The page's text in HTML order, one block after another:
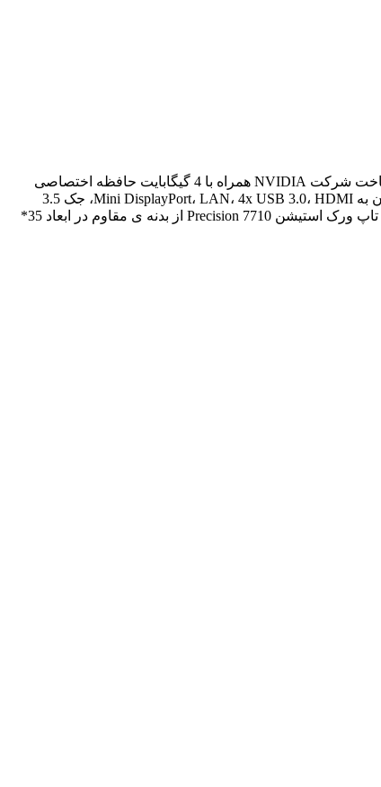
حافظه داخلی لپ تاپ مدل Precision 7710 برابر با یک ترابایت از نوع هارد دیسک HDD است و با پشتیبانی از کارت گرافیک Quadro M3000M ساخت شرکت NVIDIA همراه با 4 گیگابایت حافظه اختصاصی
برای کارهای گرافیکی، مهندسی، طراحی و غیره مناسب می باشد. این مدل از لپ تاپ فاقد درایو نوری بوده و از درگاه های اتصال آن را می توان به Mini DisplayPort، LAN، 4x USB 3.0، HDMI، جک 3.5
میلیمتری کومبو صدا و یک شیار کارت حافظه نیز اشاره نمود. این دستگاه از سیستم عامل 64 بیتی ویندوز 7 پروفشنال نیز پشتیبانی می کند. لپ تاپ ورک استیشن Precision 7710 از بدنه ی مقاوم در ابعاد 35*